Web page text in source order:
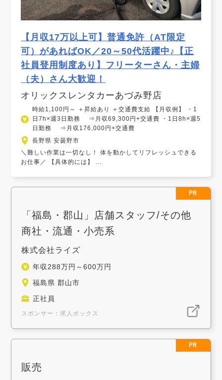
【月収17万以上可】普通免許（AT限定
可）があればOK／20～50代活躍中♪【正
社員登用制度あり】フリーターさん・主婦
（夫）さん大歓迎！
オリックスレンタカーあづみ野店
時給1,100円～ ＋昇給あり ＋交通費支給 【月収例】 ・1
日7h×週3日勤務 ⇒月収69,300円+交通費 ・1日8h×週5
日勤務 ⇒月収176,000円+交通費
長野県 安曇野市
＼難しい作業は一切なし！ 体を動かしてリフレッシュできる
お仕事／ 【具体的には】 ...
PR
「福島・郡山」店舗スタッフ/その他
商社・流通・小売系
株式会社ライズ
年収288万円～600万円
福島県 郡山市
正社員
スポンサー：求人ボックス
PR
販売